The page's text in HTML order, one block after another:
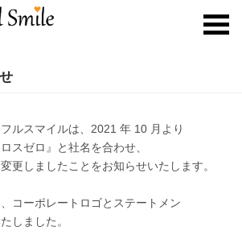
ルスマイルは、2021 年 10 月より
スゼロ』と社名を合わせ、
更しましたことをお知らせいたします。
コーポレートロゴとステートメン
しました。